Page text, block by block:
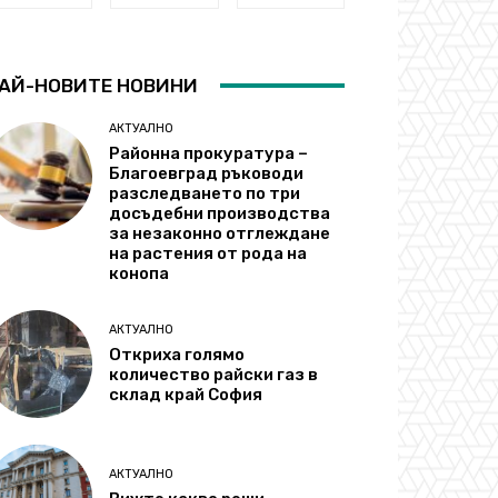
НОВИТЕ НОВИНИ
АКТУАЛНО
Районна прокуратура –
Благоевград ръководи
разследването по три
досъдебни производства
за незаконно отглеждане
на растения от рода на
конопа
АКТУАЛНО
Откриха голямо
количество райски газ в
склад край София
АКТУАЛНО